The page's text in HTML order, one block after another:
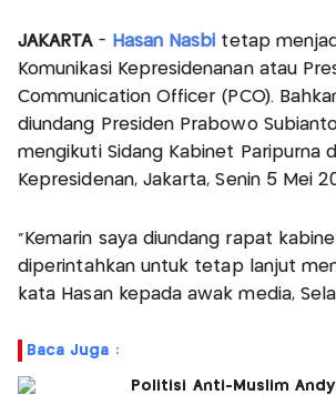
JAKARTA- Hasan Nasbi tetap
Komunikasi Kepresidenanan atau
Communication Officer (PCO).
diundang Presiden Prabowo
mengikuti Sidang Kabinet Paripurna
Kepresidenan, Jakarta, Senin 5 Mei
“Kemarin saya diundang rapat
diperintahkan untuk tetap lanjut
kata Hasan kepada awak media,
Baca Juga :
Politisi Anti-Muslim